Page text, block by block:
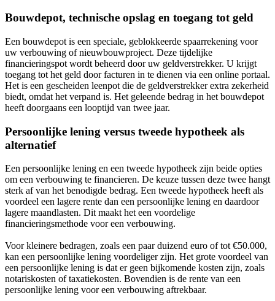
Bouwdepot, technische opslag en toegang tot geld
Een bouwdepot is een speciale, geblokkeerde spaarrekening voor
uw verbouwing of nieuwbouwproject. Deze tijdelijke
financieringspot wordt beheerd door uw geldverstrekker. U krijgt
toegang tot het geld door facturen in te dienen via een online portaal.
Het is een gescheiden leenpot die de geldverstrekker extra zekerheid
biedt, omdat het verpand is. Het geleende bedrag in het bouwdepot
heeft doorgaans een looptijd van twee jaar.
Persoonlijke lening versus tweede hypotheek als
alternatief
Een persoonlijke lening en een tweede hypotheek zijn beide opties
om een verbouwing te financieren. De keuze tussen deze twee hangt
sterk af van het benodigde bedrag. Een tweede hypotheek heeft als
voordeel een lagere rente dan een persoonlijke lening en daardoor
lagere maandlasten. Dit maakt het een voordelige
financieringsmethode voor een verbouwing.
Voor kleinere bedragen, zoals een paar duizend euro of tot €50.000,
kan een persoonlijke lening voordeliger zijn. Het grote voordeel van
een persoonlijke lening is dat er geen bijkomende kosten zijn, zoals
notariskosten of taxatiekosten. Bovendien is de rente van een
persoonlijke lening voor een verbouwing aftrekbaar.